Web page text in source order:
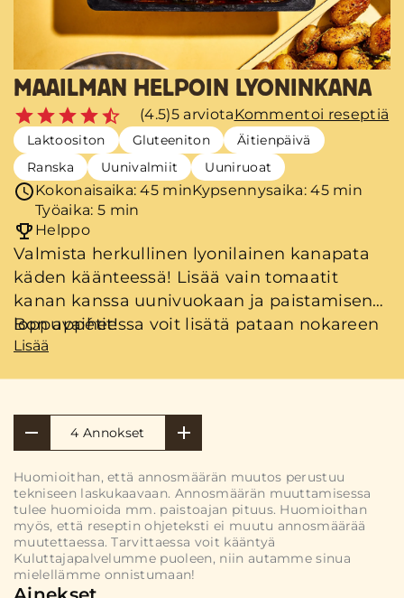
MAAILMAN HELPOIN LYONINKANA
(4.5)5 arviotaKommentoi reseptiä
Laktoositon Gluteeniton
Äitienpäivä
Ranska
Uunivalmiit Uuniruoat
Kokonaisaika: 45 minKypsennysaika: 45 min
Työaika: 5 min
Helppo
Valmista herkullinen lyonilainen kanapata
käden käänteessä! Lisää vain tomaatit
kanan kanssa uunivuokaan ja paistamisen
loppuvaiheessa voit lisätä pataan nokareen
ranskankermaa, ruoan makua
Bon appétit!
Lisää
4 Annokset
Huomioithan, että annosmäärän muutos perustuu
tekniseen laskukaavaan. Annosmäärän muuttamisessa
tulee huomioida mm. paistoajan pituus. Huomioithan
myös, että reseptin ohjeteksti ei muutu annosmäärää
muutettaessa. Tarvittaessa voit kääntyä
Kuluttajapalvelumme puoleen, niin autamme sinua
mielellämme onnistumaan!